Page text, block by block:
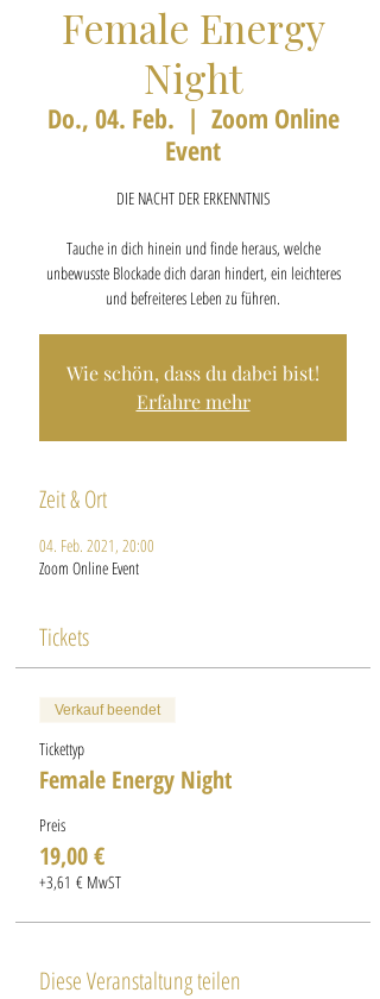
Female Energy
Night
Do., 04. Feb.
  |
Zoom Online
Event
DIE NACHT DER ERKENNTNIS
Tauche in dich hinein und finde heraus, welche
unbewusste Blockade dich daran hindert, ein leichteres
und befreiteres Leben zu führen.
Wie schön, dass du dabei bist!
Erfahre mehr
Zeit & Ort
04. Feb. 2021, 20:00
Zoom Online Event
Tickets
Verkauf beendet
Tickettyp
Female Energy Night
Preis
19,00 €
+3,61 € MwST
Diese Veranstaltung teilen